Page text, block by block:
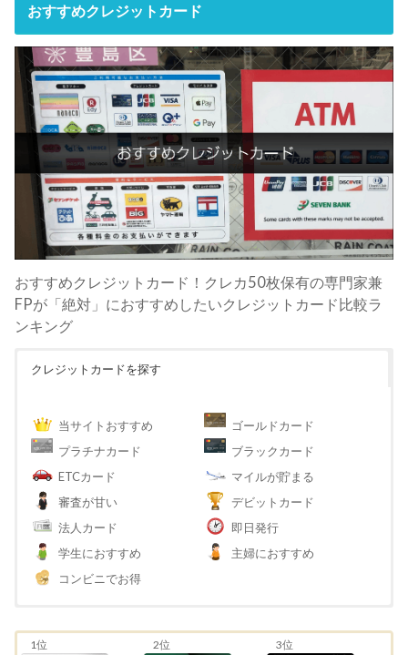
おすすめクレジットカード
おすすめクレジットカード！クレカ50枚保有の専門家兼
FPが「絶対」におすすめしたいクレジットカード比較ラ
ンキング
クレジットカードを探す
当サイトおすすめ
ゴールドカード
プラチナカード
ブラックカード
ETCカード
マイルが貯まる
審査が甘い
デビットカード
法人カード
即日発行
学生におすすめ
主婦におすすめ
コンビニでお得
1位 2位 3位